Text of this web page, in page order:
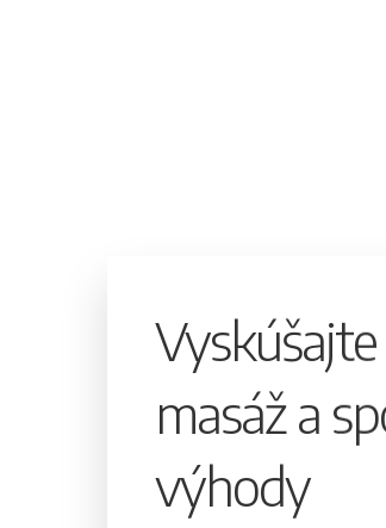
masáž a
výhody